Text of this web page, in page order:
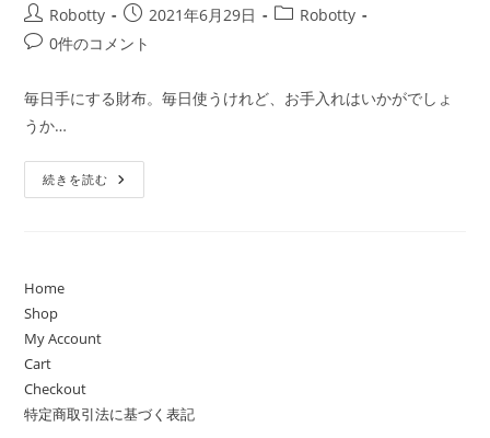
リ
投
稿
Robotty
投
稿
日:
2021年6月29日
投
ゴ
Robotty
投
コ
メ
ン
ト:
0件のコメント
毎日手にする財布。毎日使うけれど、お手入れはいかがでしょ
うか…
続きを読む Robotty
ロ
品
を
Home
Shop
My Account
Cart
Checkout
特定商取引法に基づく表記